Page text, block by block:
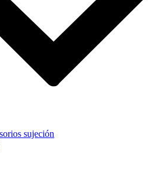
sujeción